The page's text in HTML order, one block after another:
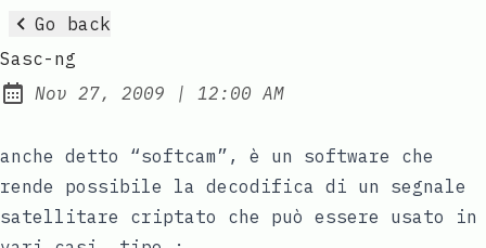
Go back
Sasc-ng
Published:
Nov 27, 2009 | at
12:00 AM
anche detto “softcam”, è un software che
rende possibile la decodifica di un segnale
satellitare criptato che può essere usato in